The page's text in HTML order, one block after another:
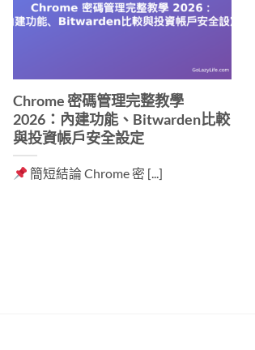
Chrome 密碼管理完整教學
2026：內建功能、Bitwarden比較
與投資帳戶安全設定
簡短結論 Chrome 密 [...]